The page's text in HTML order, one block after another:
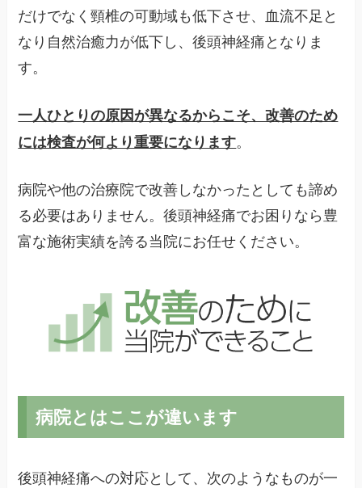
だけでなく頸椎の可動域も低下させ、血流不足と
なり自然治癒力が低下し、後頭神経痛となりま
す。
一人ひとりの原因が異なるからこそ、改善のため
には検査が何より重要になります。
病院や他の治療院で改善しなかったとしても諦め
る必要はありません。後頭神経痛でお困りなら豊
富な施術実績を誇る当院にお任せください。
病院とはここが違います
後頭神経痛への対応として、次のようなものが一